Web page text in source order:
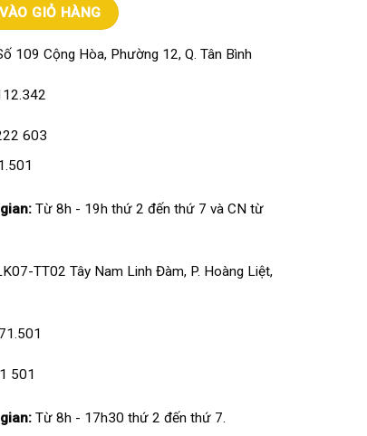
Jack RJ1200 số lượng
GIỎ HÀNG
109 Cộng Hòa, Phường 12, Q. Tân Bình
603
Từ 8h - 19h thứ 2 đến thứ 7 và CN từ
TT02 Tây Nam Linh Đàm, P. Hoàng Liệt,
501
Từ 8h - 17h30 thứ 2 đến thứ 7.